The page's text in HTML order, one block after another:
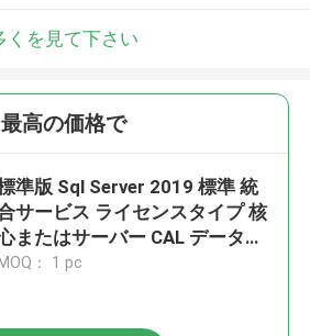
くを見て下さい
最高の価格で
準版 Sql Server 2019 標準 統
サービス ライセンスタイプ 核
またはサーバー CAL データの
存とアクセスを提供する
MOQ： 1 pc